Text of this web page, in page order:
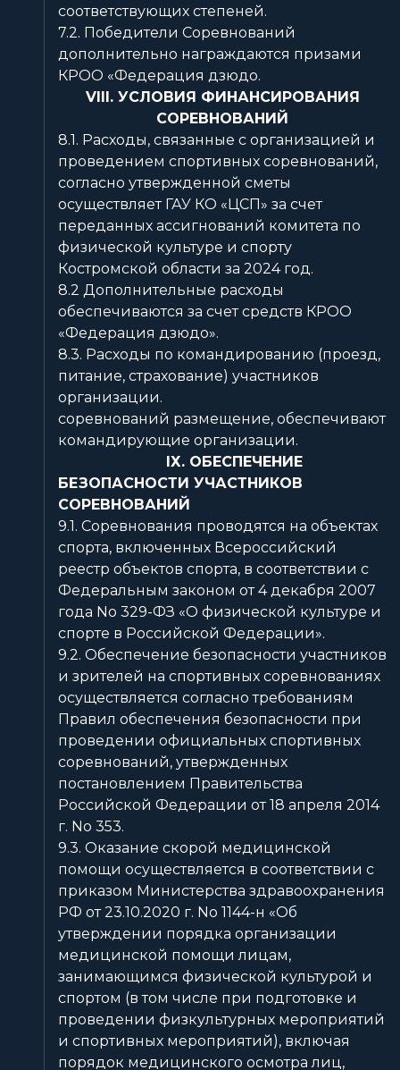
соответствующих степеней.
7.2. Победители Соревнований
дополнительно награждаются призами
КРОО «Федерация дзюдо.
VIII. УСЛОВИЯ ФИНАНСИРОВАНИЯ
СОРЕВНОВАНИЙ
8.1. Расходы, связанные с организацией и
проведением спортивных соревнований,
согласно утвержденной сметы
осуществляет ГАУ КО «ЦСП» за счет
переданных ассигнований комитета по
физической культуре и спорту
Костромской области за 2024 год.
8.2 Дополнительные расходы
обеспечиваются за счет средств КРОО
«Федерация дзюдо».
8.3. Расходы по командированию (проезд,
питание, страхование) участников
организации.
соревнований размещение, обеспечивают
командирующие организации.
ІХ. ОБЕСПЕЧЕНИЕ
БЕЗОПАСНОСТИ УЧАСТНИКОВ
СОРЕВНОВАНИЙ
9.1. Соревнования проводятся на объектах
спорта, включенных Всероссийский
реестр объектов спорта, в соответствии с
Федеральным законом от 4 декабря 2007
года No 329-ФЗ «О физической культуре и
спорте в Российской Федерации».
9.2. Обеспечение безопасности участников
и зрителей на спортивных соревнованиях
осуществляется согласно требованиям
Правил обеспечения безопасности при
проведении официальных спортивных
соревнований, утвержденных
постановлением Правительства
Российской Федерации от 18 апреля 2014
г. No 353.
9.3. Оказание скорой медицинской
помощи осуществляется в соответствии с
приказом Министерства здравоохранения
РФ от 23.10.2020 г. No 1144-н «Об
утверждении порядка организации
медицинской помощи лицам,
занимающимся физической культурой и
спортом (в том числе при подготовке и
проведении физкультурных мероприятий
и спортивных мероприятий), включая
порядок медицинского осмотра лиц,